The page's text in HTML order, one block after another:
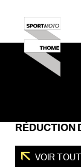
RÉDUCTION
VOIR